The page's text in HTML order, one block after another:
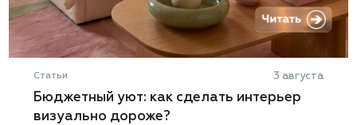
Статьи 3 августа
Бюджетный уют: как сделать интерьер
визуально дороже?